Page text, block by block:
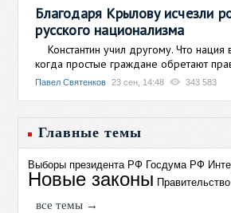
Благодаря Крылову исчезли
русского национализма
Константин учил другому. Что нация
когда простые граждане обретают
Павел Святенков 23 сен, 14:48 343 583
Главные темы
Выборы президента РФ Госдума РФ
Новые законы Правительство
все темы →